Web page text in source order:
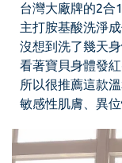
台灣大廠牌的2合
主打胺基酸洗淨成
沒想到洗了幾天
看著寶貝身體發
所以很推薦這款
敏感性肌膚、異